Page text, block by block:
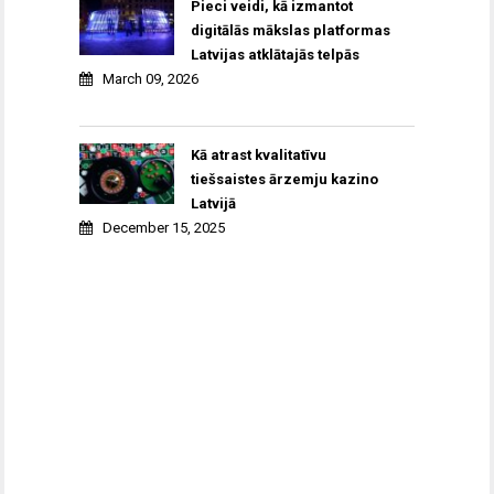
Pieci veidi, kā izmantot
digitālās mākslas platformas
Latvijas atklātajās telpās
March 09, 2026
Kā atrast kvalitatīvu
tiešsaistes ārzemju kazino
Latvijā
December 15, 2025